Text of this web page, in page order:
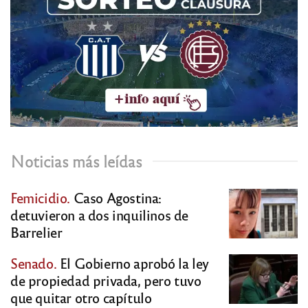
Noticias más leídas
Femicidio. Caso Agostina:
detuvieron a dos inquilinos de
Barrelier
Senado. El Gobierno aprobó la ley
de propiedad privada, pero tuvo
que quitar otro capítulo